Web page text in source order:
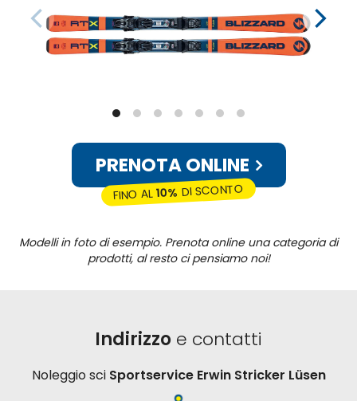
PRENOTA ONLINE
FINO AL10% DI SCONTO
Modelli in foto di esempio. Prenota online una categoria di
prodotti, al resto ci pensiamo noi!
Indirizzo e contatti
Noleggio sci Sportservice Erwin Stricker Lüsen